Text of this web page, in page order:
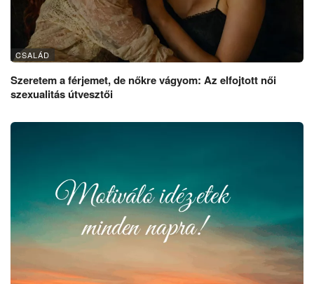
CSALÁD
Szeretem a férjemet, de nőkre vágyom: Az elfojtott női
szexualitás útvesztői